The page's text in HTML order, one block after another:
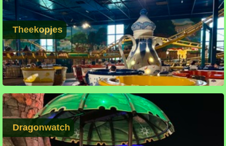
Theekopjes
Dragonwatch